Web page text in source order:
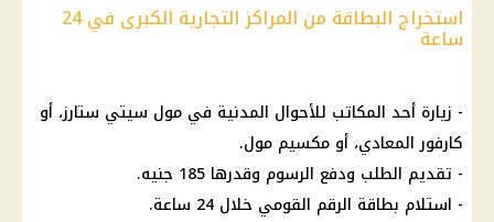
استخراج البطاقة من المراكز التجارية الكبرى في 24
ساعة
- زيارة أحد المكاتب للأحوال المدنية في مول سيتي ستارز، أو
كارفور المعادي، أو مكسيم مول.
- تقديم الطلب ودفع الرسوم وقدرها 185 جنيه.
- استلام بطاقة الرقم القومي خلال 24 ساعة.